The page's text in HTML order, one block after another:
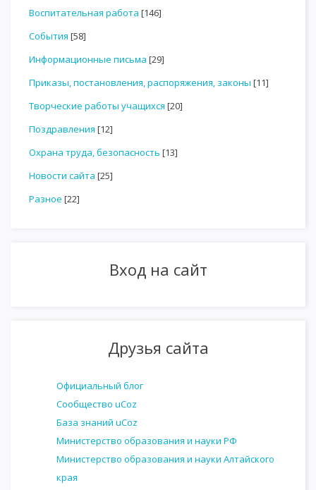
Воспитательная работа [146]
События [58]
Информационные письма [29]
Приказы, постановления, распоряжения, законы [11]
Творческие работы учащихся [20]
Поздравления [12]
Охрана труда, безопасность [13]
Новости сайта [25]
Разное [22]
Вход на сайт
Друзья сайта
Официальный блог
Сообщество uCoz
База знаний uCoz
Министерство образования и науки РФ
Министерство образования и науки Алтайского
края